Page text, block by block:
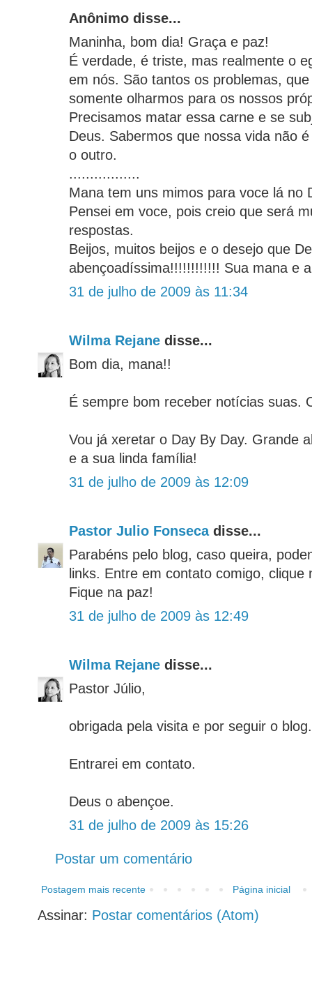
Anônimo disse...
Maninha, bom dia! Graça e paz!
É verdade, é triste, mas realmente o
em nós. São tantos os problemas,
somente olharmos para os nossos
Precisamos matar essa carne e se
Deus. Sabermos que nossa vida não
o outro.
.................
Mana tem uns mimos para voce lá no
Pensei em voce, pois creio que será
respostas.
Beijos, muitos beijos e o desejo que
abençoadíssima!!!!!!!!!!!! Sua mana e
31 de julho de 2009 às 11:34
Wilma Rejane disse...
Bom dia, mana!!
É sempre bom receber notícias suas.
Vou já xeretar o Day By Day. Grande
e a sua linda família!
31 de julho de 2009 às 12:09
Pastor Julio Fonsecadisse...
Parabéns pelo blog, caso queira,
links. Entre em contato comigo,
Fique na paz!
31 de julho de 2009 às 12:49
Wilma Rejane disse...
Pastor Júlio,
obrigada pela visita e por seguir o blog.
Entrarei em contato.
Deus o abençoe.
31 de julho de 2009 às 15:26
Postar um comentário
Postagem mais recente Página inicial
Assinar: Postar comentários (Atom)